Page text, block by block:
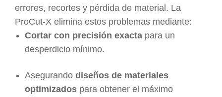
errores, recortes y pérdida de material. La
ProCut-X elimina estos problemas mediante:
Cortar con precisión exacta para un
desperdicio mínimo.
Asegurando diseños de materiales
optimizados para obtener el máximo